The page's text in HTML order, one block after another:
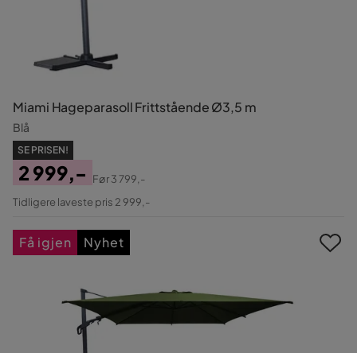
Miami Hageparasoll Frittstående Ø3,5 m
Blå
SE PRISEN!
Pris
2 999,-
Original
Før3 799,-
Tidligere laveste pris 2 999,-
Få igjen Nyhet